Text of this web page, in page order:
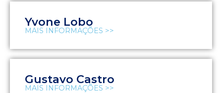
Yvone Lobo
MAIS INFORMAÇÕES >>
Gustavo Castro
MAIS INFORMAÇÕES >>